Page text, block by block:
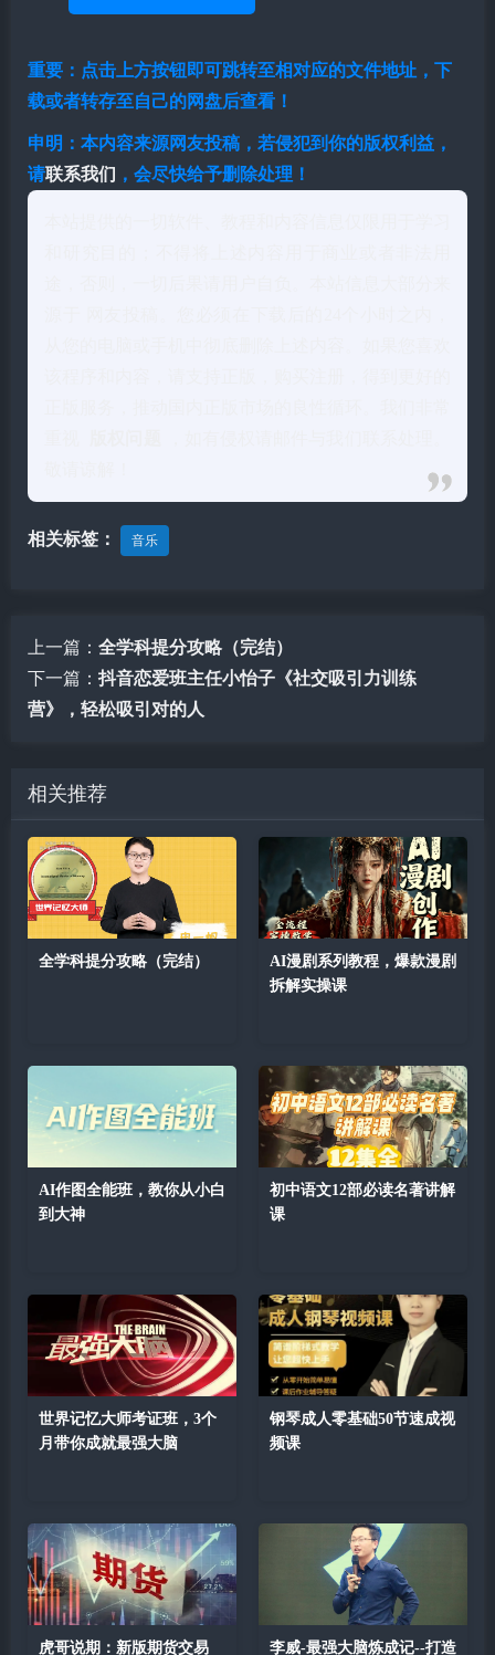
重要：点击上方按钮即可跳转至相对应的文件地址，下
载或者转存至自己的网盘后查看！
申明：本内容来源网友投稿，若侵犯到你的版权利益，
请联系我们 ，会尽快给予删除处理！
相关标签： 音乐
上一篇： 全学科提分攻略（完结）
下一篇： 抖音恋爱班主任小怡子《社交吸引力训练
营》，轻松吸引对的人
相关推荐
全学科提分攻略（完结）
AI漫剧系列教程，爆款漫剧
拆解实操课
AI作图全能班，教你从小白
到大神
初中语文12部必读名著讲解
课
世界记忆大师考证班，3个
月带你成就最强大脑
钢琴成人零基础50节速成视
频课
虎哥说期：新版期货交易 李威-最强大脑炼成记--打造